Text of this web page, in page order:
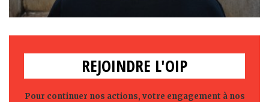
REJOINDRE L'OIP
Pour continuer nos actions, votre engagement à nos